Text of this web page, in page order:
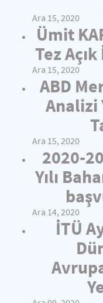
Ara 15, 2020
Ümit
Tez
Ara 15, 2020
ABD
Analizi
Ara 15, 2020
2020-
Yılı
Ara 14, 2020
İTÜ